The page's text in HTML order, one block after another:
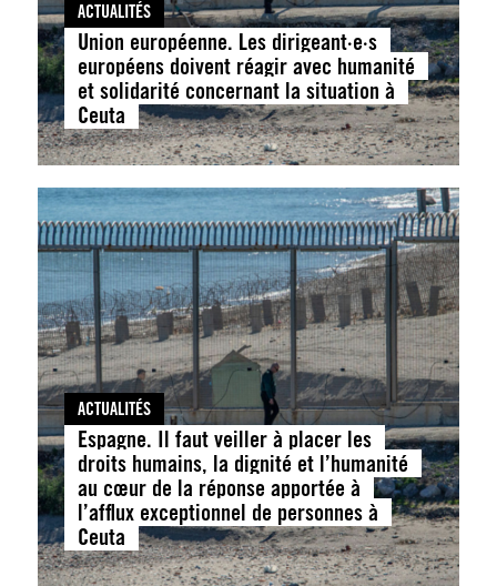
ACTUALITÉS
Union européenne. Les dirigeant·e·s
européens doivent réagir avec humanité
et solidarité concernant la situation à
Ceuta
ACTUALITÉS
Espagne. Il faut veiller à placer les
droits humains, la dignité et l’humanité
au cœur de la réponse apportée à
l’afflux exceptionnel de personnes à
Ceuta